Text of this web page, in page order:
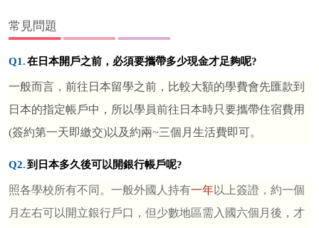
常見問題
Q1.在日本開戶之前，必須要攜帶多少現金才足夠呢?
一般而言，前往日本留學之前，比較大額的學費會先匯款到
日本的指定帳戶中，所以學員前往日本時只要攜帶住宿費用
(簽約第一天即繳交)以及約兩~三個月生活費即可。
Q2.到日本多久後可以開銀行帳戶呢?
照各學校所有不同。一般外國人持有一年以上簽證，約一個
月左右可以開立銀行戶口，但少數地區需入國六個月後，才